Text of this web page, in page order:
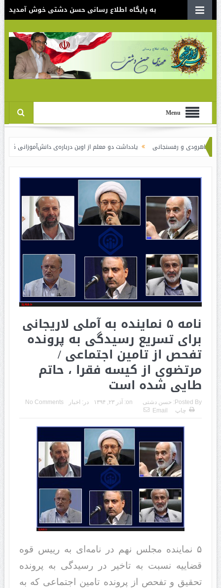
به پایگاه اطلاع رسانی حسن دشتی خوش آمدید
Menu
و رفسنجانی یادداشت دو معلم از اوین درباره‌ی دانش‌آموزانی که سوختند
نامه ۵ نماینده به آملی لاریجانی
برای تسریع رسیدگی به پرونده
تفحص از تامین اجتماعی /
مرتضوی از کیسه فقرا ، حاتم
طایی شده است
Posted By: حسن دشتی on: آذر ۲۳, ۱۳۹۴ در: اخبار
No Comments
چاپ
Email
۵ نماینده مجلس نهم در نامه‌ای به رییس قوه
قضاییه نسبت به تاخیر در رسیدگی به پرونده
تحقیق و تفحص از پرونده تامین اجتماعی که به